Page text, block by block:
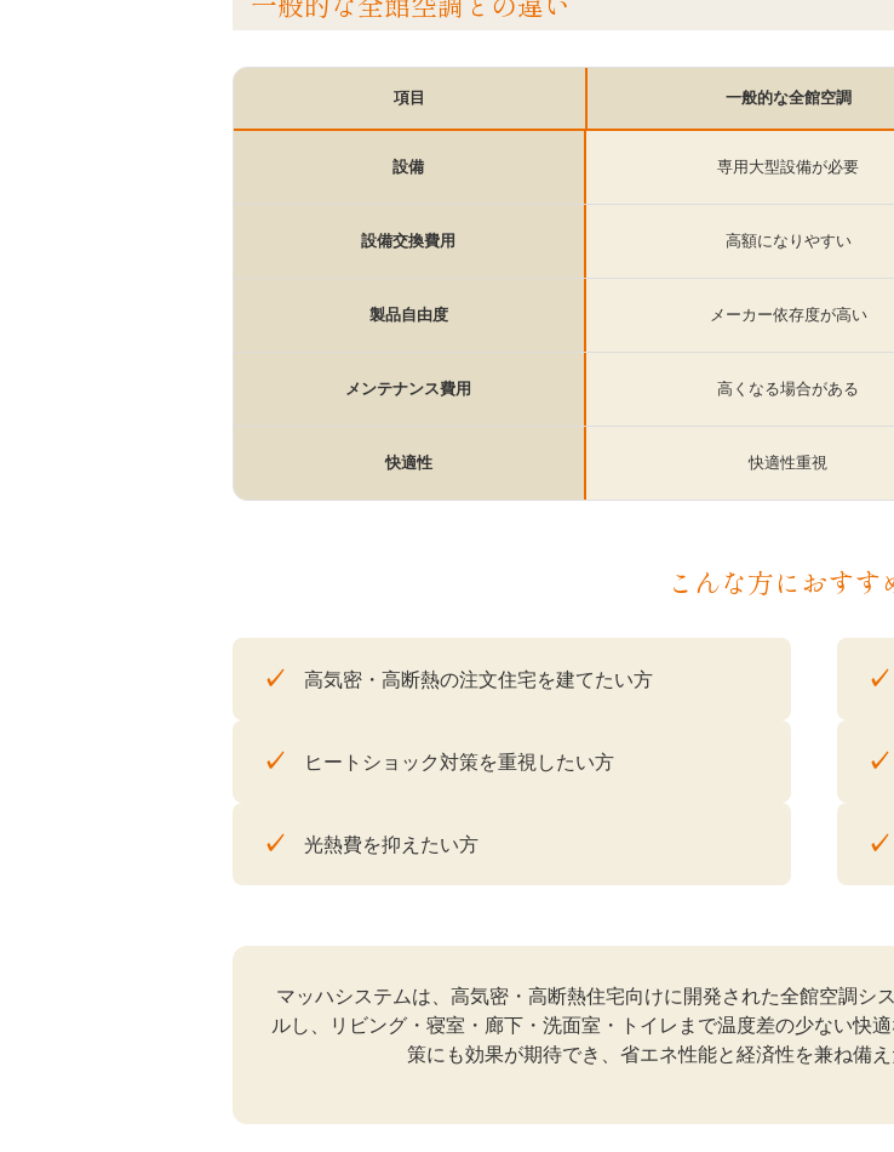
項目 一般的な全館空調
設備 専用大型設備が必要
設備交換費用 高額になりやすい
製品自由度 メーカー依存度が高い
メンテナンス費用 高くなる場合がある
快適性 快適性重視
こんな方におすす
✓ 高気密・高断熱の注文住宅を建てたい方 ✓
✓ ヒートショック対策を重視したい方 ✓
✓ 光熱費を抑えたい方 ✓
マッハシステムは、高気密・高断熱住宅向けに開発された全館空調シ
ルし、リビング・寝室・廊下・洗面室・トイレまで温度差の少ない快
策にも効果が期待でき、省エネ性能と経済性を兼ね備